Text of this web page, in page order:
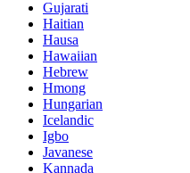
Gujarati
Haitian
Hausa
Hawaiian
Hebrew
Hmong
Hungarian
Icelandic
Igbo
Javanese
Kannada